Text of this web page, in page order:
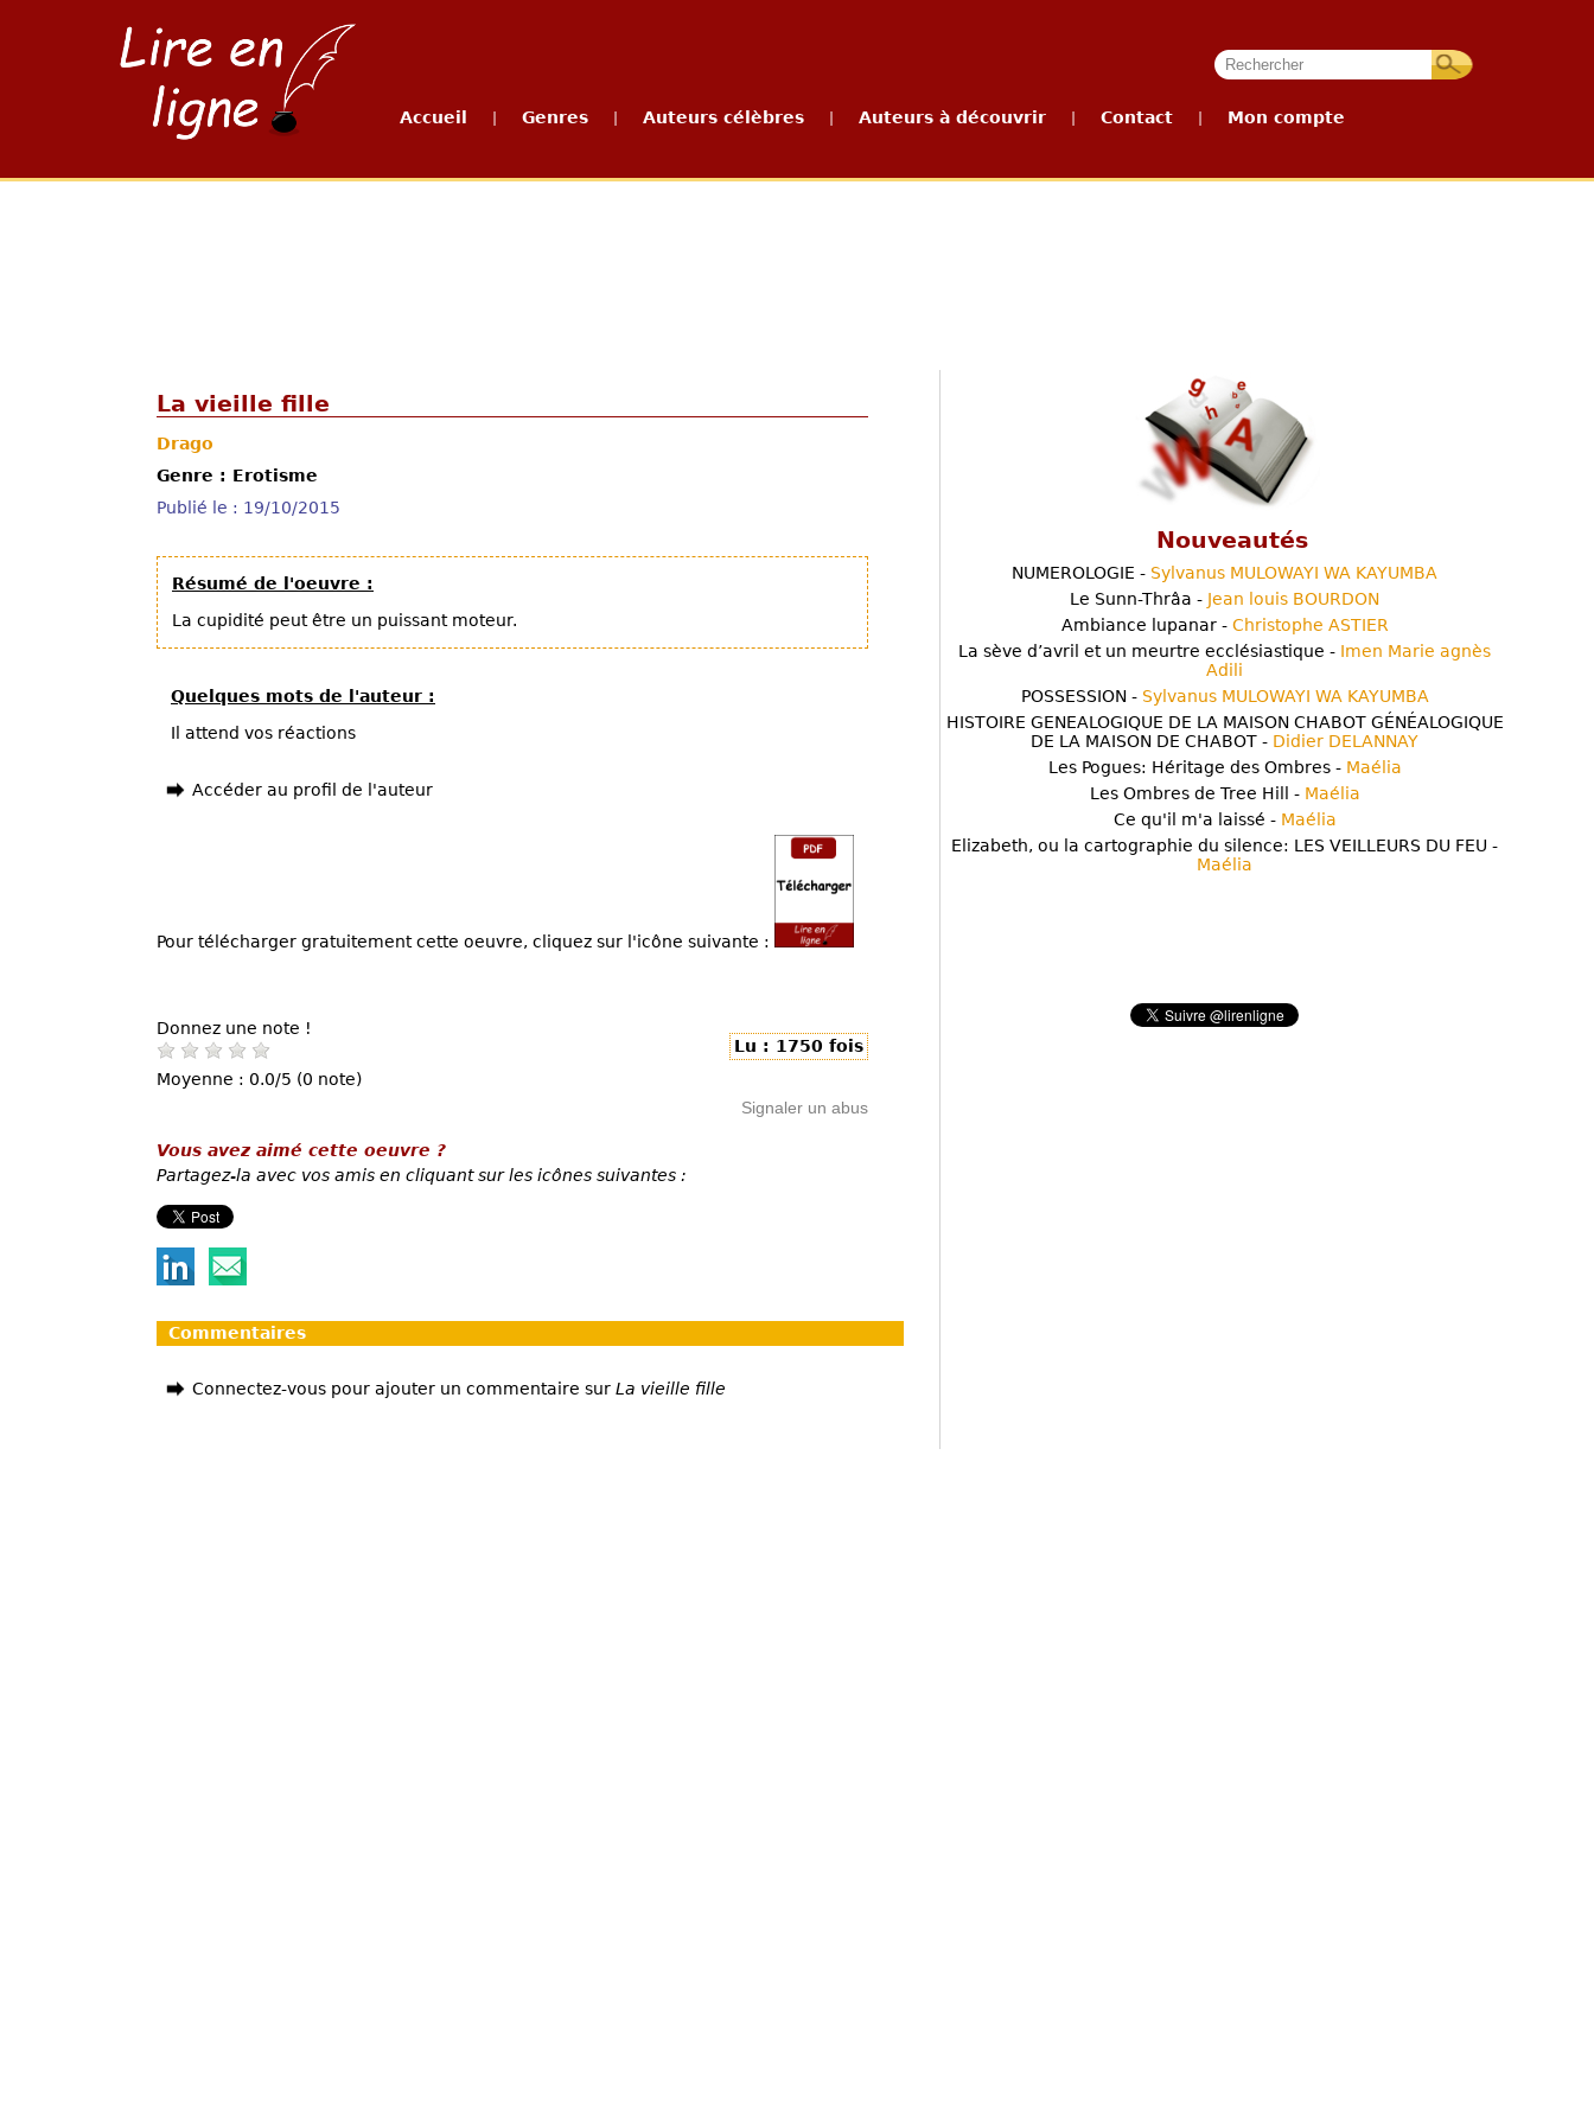
Accueil Genres Auteurs célèbres Auteurs à découvrir Contact Mon compte
La vieille fille
Drago
Genre : Erotisme
Publié le : 19/10/2015
Résumé de l'oeuvre :
La cupidité peut être un puissant moteur.
Quelques mots de l'auteur :
Il attend vos réactions
Accéder au profil de l'auteur
Pour télécharger gratuitement cette oeuvre, cliquez sur l'icône suivante :
Donnez une note !
Moyenne : 0.0/5 (0 note)
Lu : 1750 fois
Signaler un abus
Vous avez aimé cette oeuvre ?
Partagez-la avec vos amis en cliquant sur les icônes suivantes :
Commentaires
Connectez-vous pour ajouter un commentaire sur La vieille fille
Nouveautés
NUMEROLOGIE - Sylvanus MULOWAYI WA KAYUMBA
Le Sunn-Thrâa - Jean louis BOURDON
Ambiance lupanar - Christophe ASTIER
La sève d’avril et un meurtre ecclésiastique - Imen Marie agnès
Adili
POSSESSION - Sylvanus MULOWAYI WA KAYUMBA
HISTOIRE GENEALOGIQUE DE LA MAISON CHABOT GÉNÉALOGIQUE
DE LA MAISON DE CHABOT - Didier DELANNAY
Les Pogues: Héritage des Ombres - Maélia
Les Ombres de Tree Hill - Maélia
Ce qu'il m'a laissé - Maélia
Elizabeth, ou la cartographie du silence: LES VEILLEURS DU FEU -
Maélia